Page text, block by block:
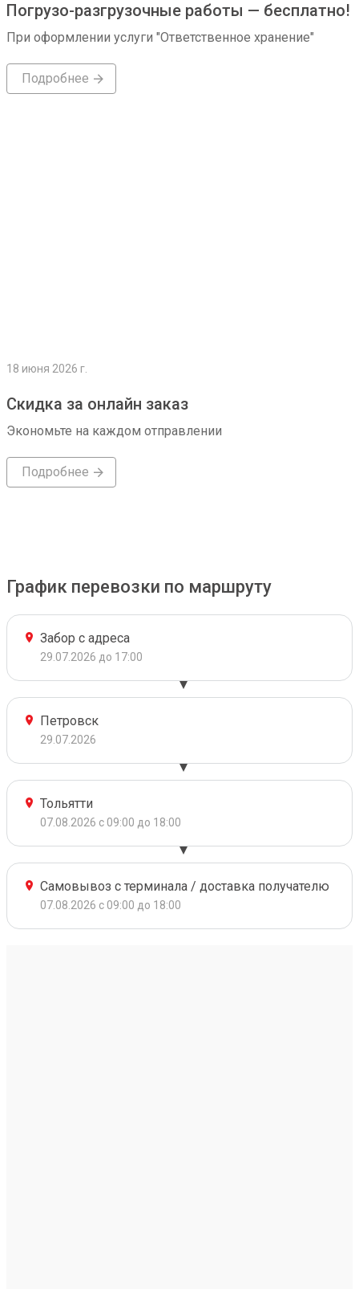
Погрузо-разгрузочные работы — бесплатно!
При оформлении услуги "Ответственное хранение"
Подробнее
18 июня 2026 г.
Скидка за онлайн заказ
Экономьте на каждом отправлении
Подробнее
График перевозки по маршруту
Забор с адреса
29.07.2026 до 17:00
Петровск
29.07.2026
Тольятти
07.08.2026 с 09:00 до 18:00
Самовывоз с терминала / доставка получателю
07.08.2026 с 09:00 до 18:00